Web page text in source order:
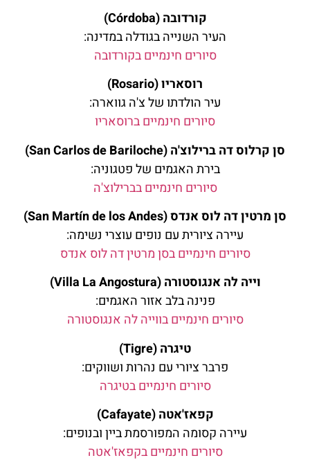
קורדובה (Córdoba)
העיר השנייה בגודלה במדינה:
סיורים חינמיים בקורדובה
רוסאריו (Rosario)
עיר הולדתו של צ'ה גווארה:
סיורים חינמיים ברוסאריו
סן קרלוס דה ברילוצ'ה (San Carlos de Bariloche)
בירת האגמים של פטגוניה:
סיורים חינמיים בברילוצ'ה
סן מרטין דה לוס אנדס (San Martín de los Andes)
עיירה ציורית עם נופים עוצרי נשימה:
סיורים חינמיים בסן מרטין דה לוס אנדס
וייה לה אנגוסטורה (Villa La Angostura)
פנינה בלב אזור האגמים:
סיורים חינמיים בווייה לה אנגוסטורה
טיגרה (Tigre)
פרבר ציורי עם נהרות ושווקים:
סיורים חינמיים בטיגרה
קפאז'אטה (Cafayate)
עיירה קסומה המפורסמת ביין ובנופים:
סיורים חינמיים בקפאז'אטה